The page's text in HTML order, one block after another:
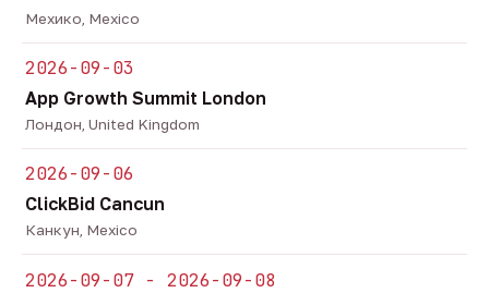
Мехико, Mexico
2026-09-03
App Growth Summit London
Лондон, United Kingdom
2026-09-06
ClickBid Cancun
Канкун, Mexico
2026-09-07 - 2026-09-08